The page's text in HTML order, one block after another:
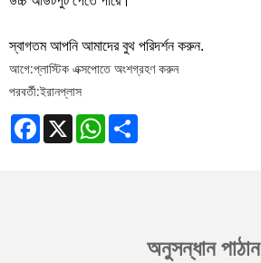
স্বাগতম আপনি আমাদের বুথ পরিদর্শন করুন.
আগে:প্লাস্টিক এক্সপোতে অংশগ্রহণ করুন
পরবর্তী:ইরানপ্লাস
Facebook
X WhatsApp
অনুসন্ধান পাঠান